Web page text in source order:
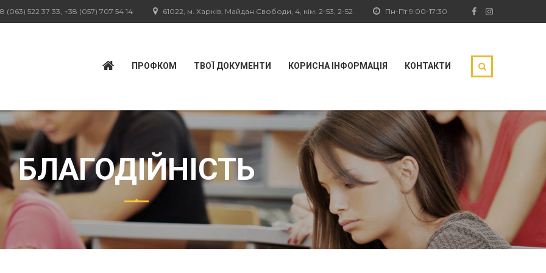
Пн-Пт 9:00-17:30
61022, м. Харків, Майдан Свободи, 4, кім. 2-53, 2-52
(063) 522 37 33, +38 (057) 707 54 14
ПРОФКОМ ТВОЇ ДОКУМЕНТИ КОРИСНА ІНФОРМАЦІЯ КОНТАКТИ
БЛАГОДІЙНІСТЬ